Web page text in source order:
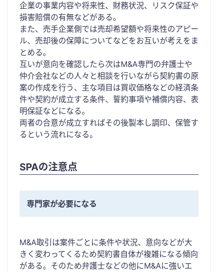
企業の事業内容や将来性、財務状況、リスク保証や
損害賠償の有無などがある。
また、売手企業側では売却希望額や将来性のアピー
ル、売却後の保障についてなどをお互いが考えをま
とめる。
互いが意向を確認したら次はM&A専門の弁護士や
仲介会社などの人々と相談を行いながら契約書の原
案の作成を行う、主な項目は買収価格などの経済条
件や契約が成立する条件、誓約事項や補償内容、表
明保証などになる。
両者の合意が成立すればその後製本し調印、保管す
るという流れになる。
SPAの注意点
専門家が必要になる
M&A取引は案件ごとに条件や状況、意向などが大
きく変わってくるため契約書自体が複雑になる傾向
がある。そのため弁護士などの他にM&Aに強いエ